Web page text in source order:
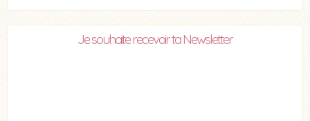
Je souhaite recevoir ta Newsletter